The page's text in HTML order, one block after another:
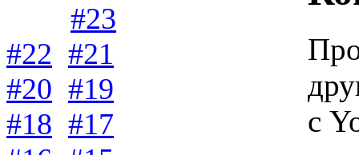
#23
#22 #21
#20 #19
#18 #17
с